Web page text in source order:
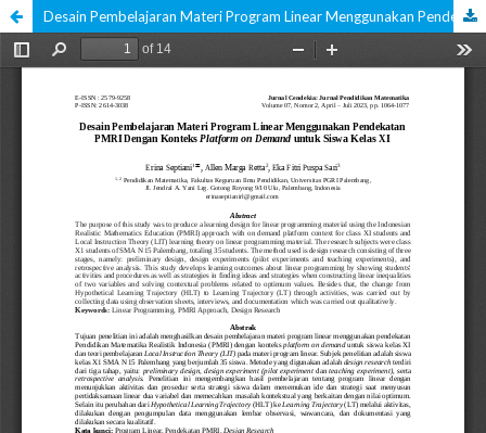
Desain Pembelajaran Materi Program Linear Menggunakan Pendekatan PMRI Dengan Konteks Platform on Demand untuk Siswa Kelas XI